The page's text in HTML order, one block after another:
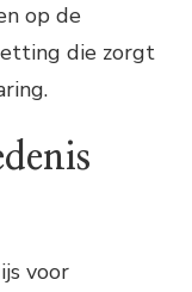
op de
die zorgt
voor